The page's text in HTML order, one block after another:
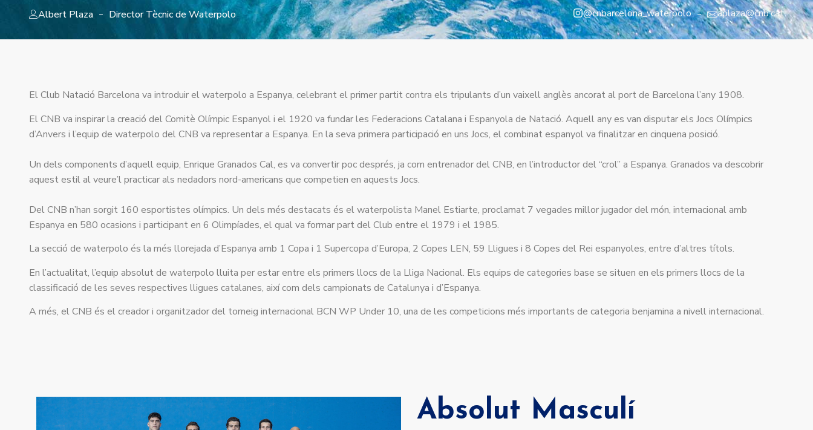
Albert Plaza Director Tècnic de Waterpolo @cnbarcelona_waterpolo aplaza@cnb.cat
El Club Natació Barcelona va introduir el waterpolo a Espanya, celebrant el primer partit contra els tripulants d’un vaixell anglès ancorat al port de Barcelona l’any 1908.
El CNB va inspirar la creació del Comitè Olímpic Espanyol i el 1920 va fundar les Federacions Catalana i Espanyola de Natació. Aquell any es van disputar els Jocs Olímpics
d’Anvers i l’equip de waterpolo del CNB va representar a Espanya. En la seva primera participació en uns Jocs, el combinat espanyol va finalitzar en cinquena posició.
Un dels components d’aquell equip, Enrique Granados Cal, es va convertir poc després, ja com entrenador del CNB, en l’introductor del “crol” a Espanya. Granados va descobrir
aquest estil al veure’l practicar als nedadors nord-americans que competien en aquests Jocs.
Del CNB n’han sorgit 160 esportistes olímpics. Un dels més destacats és el waterpolista Manel Estiarte, proclamat 7 vegades millor jugador del món, internacional amb
Espanya en 580 ocasions i participant en 6 Olimpíades, el qual va formar part del Club entre el 1979 i el 1985.
La secció de waterpolo és la més llorejada d’Espanya amb 1 Copa i 1 Supercopa d’Europa, 2 Copes LEN, 59 Lligues i 8 Copes del Rei espanyoles, entre d’altres títols.
En l’actualitat, l’equip absolut de waterpolo lluita per estar entre els primers llocs de la Lliga Nacional. Els equips de categories base se situen en els primers llocs de la
classificació de les seves respectives lligues catalanes, així com dels campionats de Catalunya i d’Espanya.
A més, el CNB és el creador i organitzador del torneig internacional BCN WP Under 10, una de les competicions més importants de categoria benjamina a nivell internacional.
Absolut Masculí